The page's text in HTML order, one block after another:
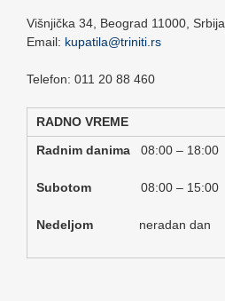
Višnjička 34, Beograd 11000, Srbija
Email: kupatila@triniti.rs
Telefon: 011 20 88 460
RADNO VREME
Radnim danima 08:00 – 18:00
Subotom 08:00 – 15:00
Nedeljom neradan dan